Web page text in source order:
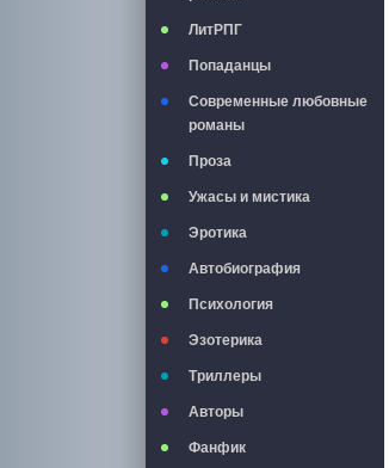
ЛитРПГ
Попаданцы
Современные любовные
романы
Проза
Ужасы и мистика
Эротика
Автобиография
Психология
Эзотерика
Триллеры
Авторы
Фанфик